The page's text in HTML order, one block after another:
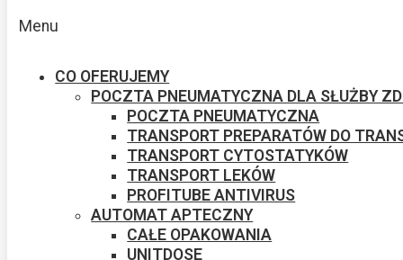
Menu
CO OFERUJEMY
POCZTA PNEUMATYCZNA DLA SŁUŻBY
POCZTA PNEUMATYCZNA
TRANSPORT PREPARATÓW DO
TRANSPORT CYTOSTATYKÓW
TRANSPORT LEKÓW
PROFITUBE ANTIVIRUS
AUTOMAT APTECZNY
CAŁE OPAKOWANIA
UNITDOSE